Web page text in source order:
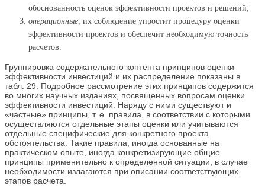
обоснованность оценок эффективности проектов и решений;
операционные, их соблюдение упростит процедуру оценки
эффективности проектов и обеспечит необходимую точность
расчетов.
Группировка содержательного контента принципов оценки
эффективности инвестиций и их распределение показаны в
табл. 29. Подробное рассмотрение этих принципов содержится
во многих научных изданиях, посвященных вопросам оценки
эффективности инвестиций. Наряду с ними существуют и
«частные» принципы, т. е. правила, в соответствии с которыми
осуществляются отдельные этапы оценки или учитываются
отдельные специфические для конкретного проекта
обстоятельства. Такие правила, иногда основанные на
практическом опыте, иногда конкретизирующие общие
принципы применительно к определенной ситуации, в случае
необходимости излагаются при описании соответствующих
этапов расчета.